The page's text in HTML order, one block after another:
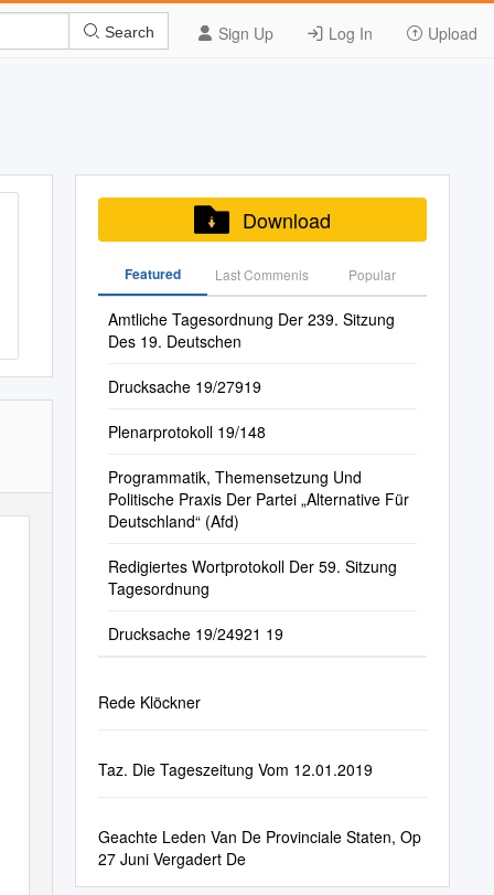
Sign Up Log In Upload
Search
Download
Featured Last Commenis Popular
Amtliche Tagesordnung Der 239. Sitzung
Des 19. Deutschen
Drucksache 19/27919
Plenarprotokoll 19/148
Programmatik, Themensetzung Und
Politische Praxis Der Partei „Alternative Für
Deutschland“ (Afd)
Redigiertes Wortprotokoll Der 59. Sitzung
Tagesordnung
Drucksache 19/24921 19
Rede Klöckner
Taz. Die Tageszeitung Vom 12.01.2019
Geachte Leden Van De Provinciale Staten, Op
27 Juni Vergadert De